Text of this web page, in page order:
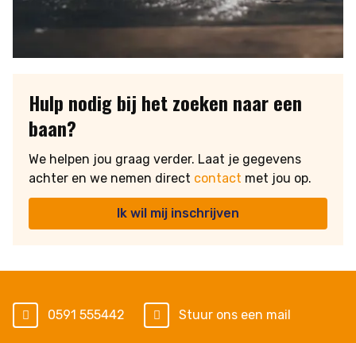
Hulp nodig bij het zoeken naar een
baan?
We helpen jou graag verder. Laat je gegevens
achter en we nemen direct contact met jou op.
Ik wil mij inschrijven
0591 555442 Stuur ons een mail